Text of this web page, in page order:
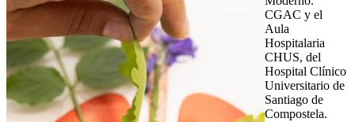
CGAC y el
Aula
Hospitalaria
CHUS, del
Hospital Clínico
Universitario de
Santiago de
Compostela.